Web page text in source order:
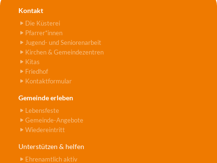
Kontakt
Die Küsterei
Pfarrer*innen
Jugend- und Seniorenarbeit
Kirchen & Gemeindezentren
Kitas
Friedhof
Kontaktformular
Gemeinde erleben
Lebensfeste
Gemeinde-Angebote
Wiedereintritt
Unterstützen & helfen
Ehrenamtlich aktiv